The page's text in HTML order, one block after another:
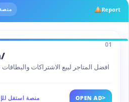
Report
01
افضل المتاجر لبيع الاشتراكات
منصة استقل OPEN AD>